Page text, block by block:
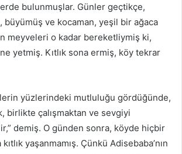
bulunmuşlar. Günler geçtikçe,
ve kocaman, yeşil bir ağaca
meyveleri o kadar bereketliymiş ki,
yetmiş. Kıtlık sona ermiş, köy tekrar
yüzlerindeki mutluluğu gördüğünde,
birlikte çalışmaktan ve sevgiyi
demiş. O günden sonra, köyde hiçbir
yaşanmamış. Çünkü Adisebaba’nın